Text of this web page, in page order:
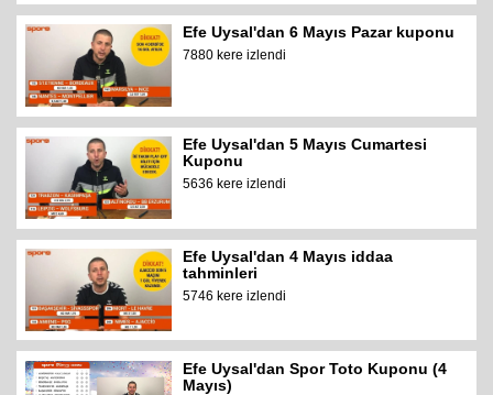
Efe Uysal'dan 6 Mayıs Pazar kuponu
7880 kere izlendi
Efe Uysal'dan 5 Mayıs Cumartesi
Kuponu
5636 kere izlendi
Efe Uysal'dan 4 Mayıs iddaa
tahminleri
5746 kere izlendi
Efe Uysal'dan Spor Toto Kuponu (4
Mayıs)